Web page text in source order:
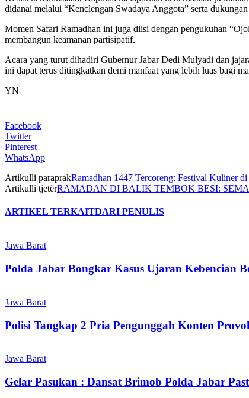
didanai melalui “Kenclengan Swadaya Anggota” serta
Momen Safari Ramadhan ini juga diisi dengan pengukuhan
membangun keamanan partisipatif.
Acara yang turut dihadiri Gubernur Jabar Dedi Mulyadi dan
ini dapat terus ditingkatkan demi manfaat yang lebih luas bagi
YN
Facebook
Twitter
Pinterest
WhatsApp
Artikulli paraprakRamadhan 1447 Tercoreng: Festival Kuliner
Artikulli tjetërRAMADAN DI BALIK TEMBOK BESI:
ARTIKEL TERKAITDARI PENULIS
Jawa Barat
Polda Jabar Bongkar Kasus Ujaran Kebencian
Jawa Barat
Polisi Tangkap 2 Pria Pengunggah Konten
Jawa Barat
Gelar Pasukan : Dansat Brimob Polda Jabar